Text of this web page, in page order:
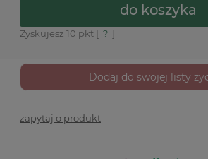
do koszyka
Zyskujesz 10 pkt [ ? ]
Dodaj do swojej listy
zapytaj o produkt